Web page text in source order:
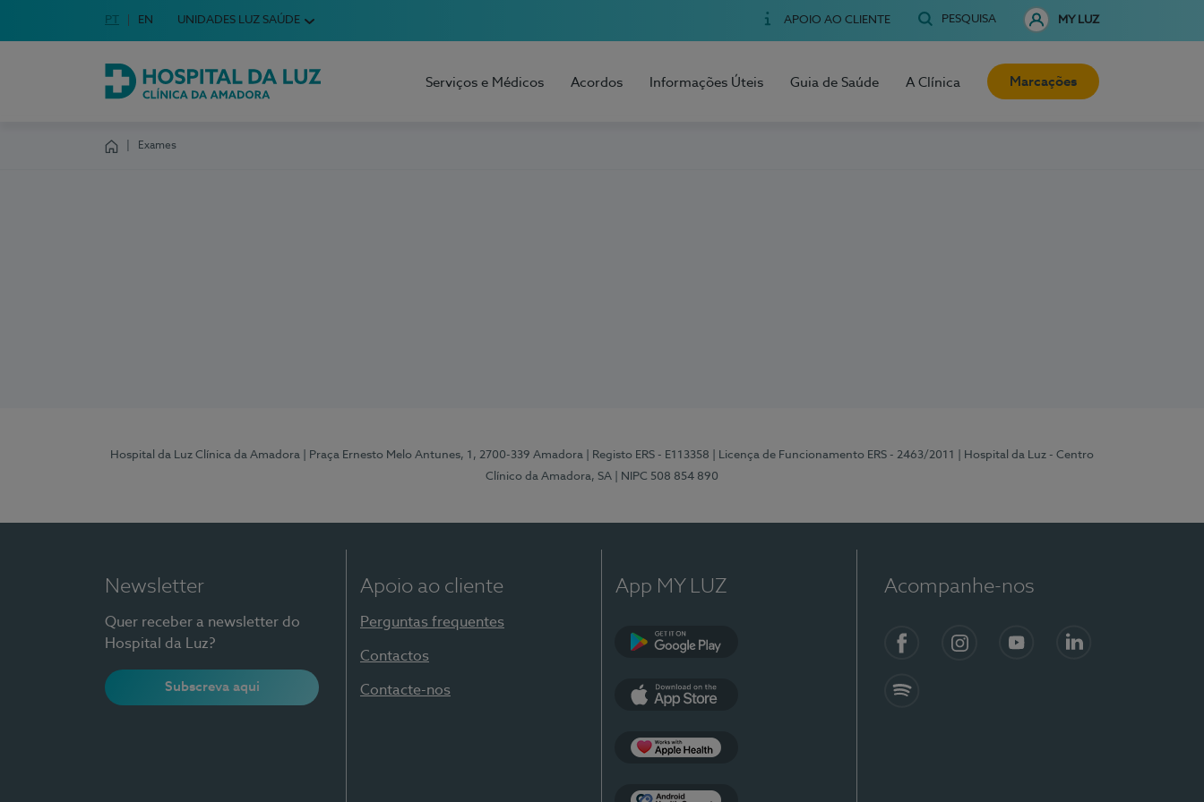
Escolha o seu idioma
Idioma em Português
PT English Language
EN UNIDADES LUZ SAÚDE APOIO AO CLIENTE PESQUISA MY LUZ
Hospital da Luz Clínica da Amadora
Serviços e Médicos Acordos Informações Úteis Guia de Saúde A Clínica Marcações
Exames
Hospital da Luz Clínica da Amadora | Praça Ernesto Melo Antunes, 1, 2700-339 Amadora | Registo ERS - E113358 | Licença de Funcionamento ERS - 2463/2011
| Hospital da Luz - Centro
Clínico da Amadora, SA
| NIPC 508 854 890
Newsletter
Quer receber a newsletter do
Hospital da Luz?
Subscreva aqui
Apoio ao cliente
Perguntas frequentes
Contactos
Contacte-nos
App MY LUZ Acompanhe-nos